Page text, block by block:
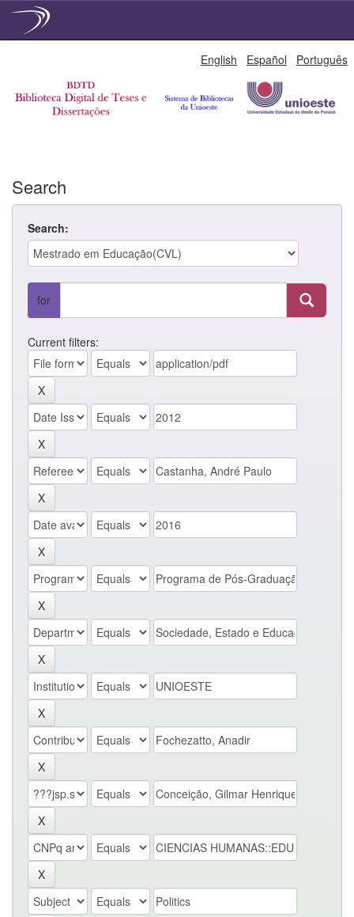
English Español Português
Search
Search:
for
Current filters: